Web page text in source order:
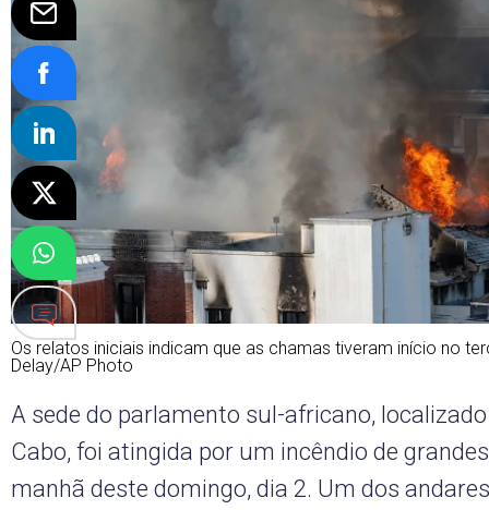
Os relatos iniciais indicam que as chamas tiveram início no
Delay/AP Photo
A sede do parlamento sul-africano,
Cabo, foi atingida por um incêndio de
manhã deste domingo, dia 2. Um dos